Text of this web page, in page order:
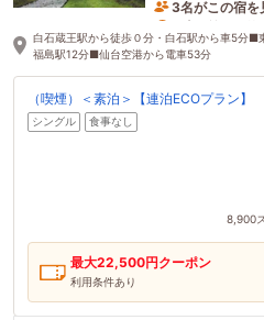
3名がこの宿を
3時間前に予約
白石蔵王駅から徒歩０分・白石駅から車5分■
福島駅12分■仙台空港から電車53分
（喫煙）＜素泊＞【連泊ECOプラン】
シングル 食事なし
8,900
最大22,500円クーポン
利用条件あり